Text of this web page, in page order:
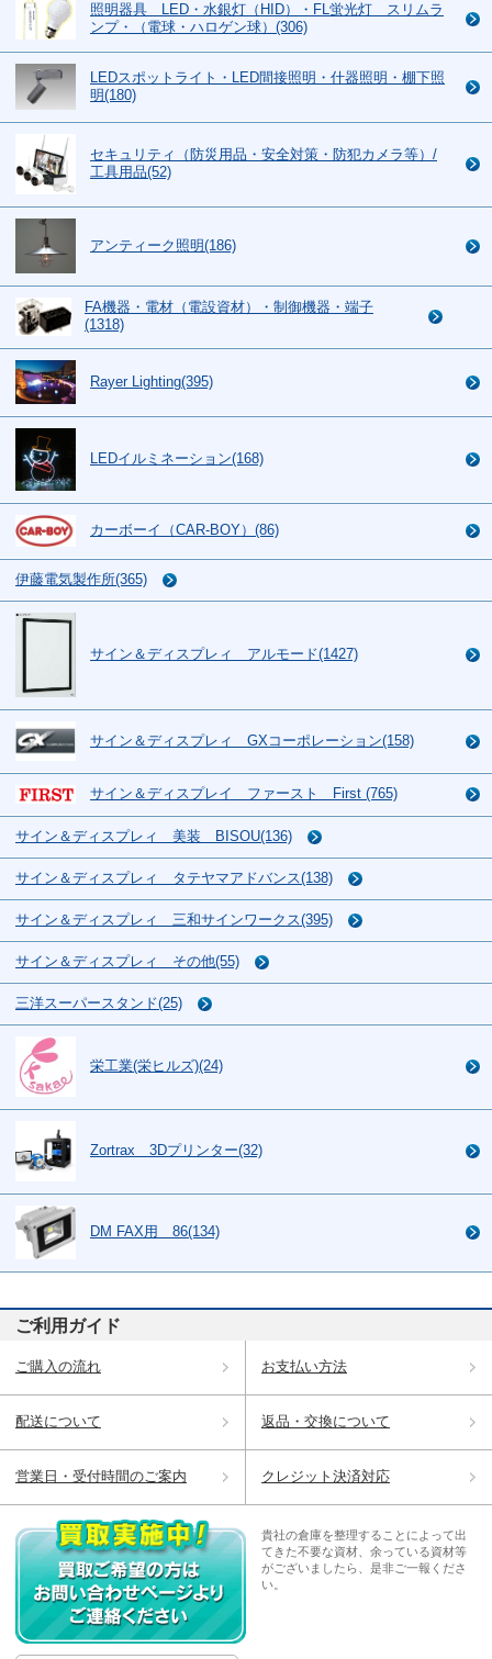
照明器具 LED・水銀灯（HID）・FL蛍光灯 スリムラ
ンプ・（電球・ハロゲン球）(306)
LEDスポットライト・LED間接照明・什器照明・棚下照
明(180)
セキュリティ（防災用品・安全対策・防犯カメラ等）/
工具用品(52)
アンティーク照明(186)
FA機器・電材（電設資材）・制御機器・端子
(1318)
Rayer Lighting(395)
LEDイルミネーション(168)
カーボーイ（CAR-BOY）(86)
伊藤電気製作所(365)
サイン＆ディスプレィ アルモード(1427)
サイン＆ディスプレィ GXコーポレーション(158)
サイン＆ディスプレイ ファースト First (765)
サイン＆ディスプレィ 美装 BISOU(136)
サイン＆ディスプレィ タテヤマアドバンス(138)
サイン＆ディスプレィ 三和サインワークス(395)
サイン＆ディスプレィ その他(55)
三洋スーパースタンド(25)
栄工業(栄ヒルズ)(24)
Zortrax 3Dプリンター(32)
DM FAX用 86(134)
ご利用ガイド
ご購入の流れ お支払い方法
配送について 返品・交換について
営業日・受付時間のご案内 クレジット決済対応
貴社の倉庫を整理することによって出
てきた不要な資材、余っている資材等
がございましたら、是非ご一報くださ
い。